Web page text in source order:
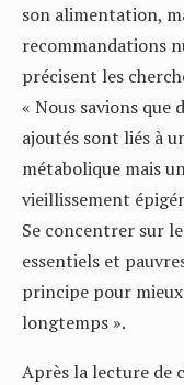
son alimentation,
recommandations
précisent les
« Nous savions que
ajoutés sont liés à
métabolique mais
vieillissement
Se concentrer sur
essentiels et
principe pour
longtemps ».
Après la lecture de